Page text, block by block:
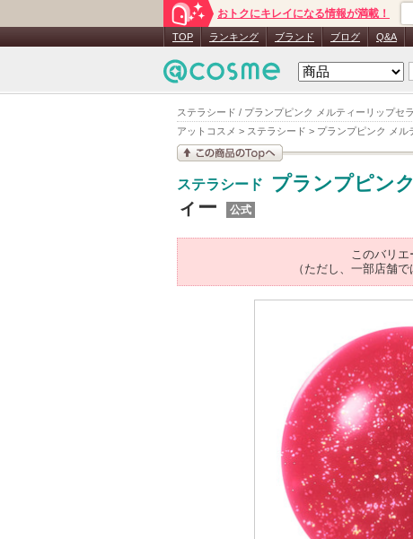
ステラシード / プランプピンク メルティーリップセ
アットコスメ > ステラシード > プランプピンク メル
おトクにキレイになる情報が満載！
TOP ランキング ブランド ブログ Q&A
ステラシード プランプピン
ィー
公式
このバリエ
（ただし、一部店舗